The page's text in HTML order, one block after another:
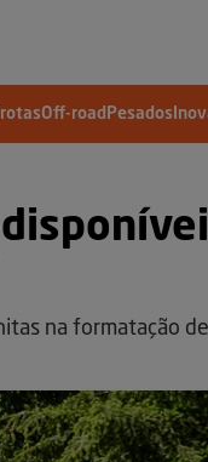
Off-road Pesados
na formatação de